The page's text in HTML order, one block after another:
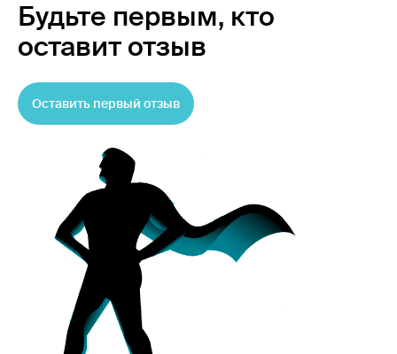
Будьте первым, кто
оставит отзыв
Оставить первый отзыв